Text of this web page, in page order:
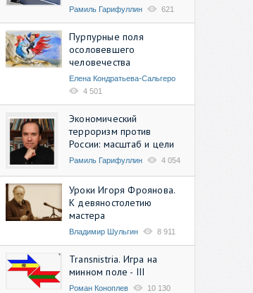
Рамиль Гарифуллин 621
Пурпурные поля
осоловевшего
человечества
Елена Кондратьева-Сальгеро
4 501
Экономический
терроризм против
России: масштаб и цели
Рамиль Гарифуллин 4 054
Уроки Игоря Фроянова.
К девяностолетию
мастера
Владимир Шульгин 8 911
Transnistria. Игра на
минном поле - III
Роман Коноплев 10 130